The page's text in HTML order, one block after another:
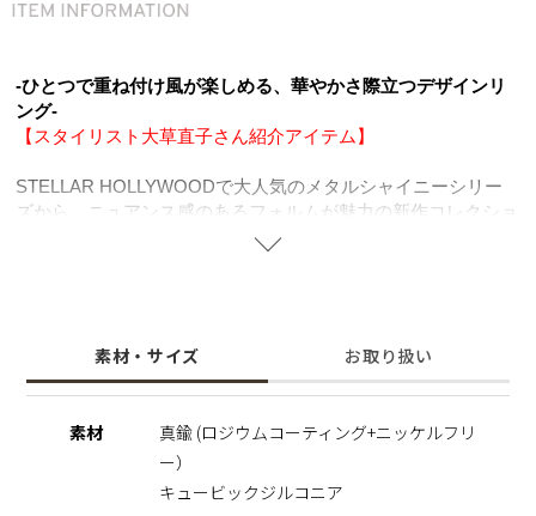
-ひとつで重ね付け風が楽しめる、華やかさ際立つデザインリ
ング-
【スタイリスト大草直子さん紹介アイテム】
STELLAR HOLLYWOODで大人気のメタルシャイニーシリー
ズから、ニュアンス感のあるフォルムが魅力の新作コレクショ
も際立つリングです。
デイリーコーデのアクセントとして活躍し、ひとつでレイヤー
ニッケルフリーを使用することで肌にやさしく金属アレルギー
の方でも安心してご使用いただけます。
素材・サイズ お取り扱い
素材
真鍮 (ロジウムコーティング+ニッケルフリ
ー）
キュービックジルコニア